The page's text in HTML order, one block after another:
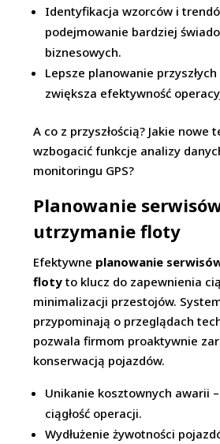
Identyfikacja wzorców i
podejmowanie bardziej
biznesowych.
Lepsze planowanie przyszłych
zwiększa efektywność
A co z przyszłością? Jakie nowe
wzbogacić funkcje analizy
monitoringu GPS?
Planowanie
utrzymanie floty
Efektywne planowanie
floty to klucz do zapewnienia
minimalizacji przestojów.
przypominają o przeglądach
pozwala firmom proaktywnie
konserwacją pojazdów.
Unikanie kosztownych awarii
ciągłość operacji.
Wydłużenie żywotności